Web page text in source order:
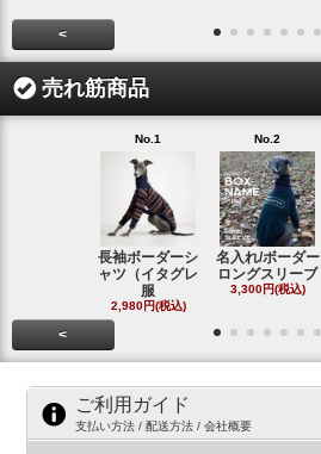
<
売れ筋商品
No.1
長袖ボーダーシ
ャツ（イタグレ
服
2,980円(税込)
No.2
名入れ/ボーダー
ロングスリーブ
3,300円(税込)
<
ご利用ガイド
支払い方法 / 配送方法 / 会社概要